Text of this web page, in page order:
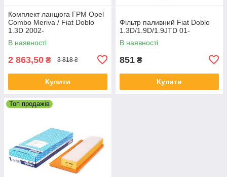
Комплект ланцюга ГРМ Opel
Combo Meriva / Fiat Doblo
1.3D 2002-
В наявності
2 863,50 ₴ 3 818 ₴
Купити
Фільтр паливний Fiat Doblo
1.3D/1.9D/1.9JTD 01-
В наявності
851 ₴
Купити
Топ продажів